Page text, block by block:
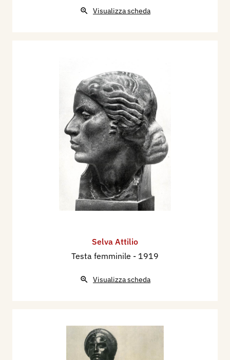
Visualizza scheda
Selva Attilio
Testa femminile - 1919
Visualizza scheda